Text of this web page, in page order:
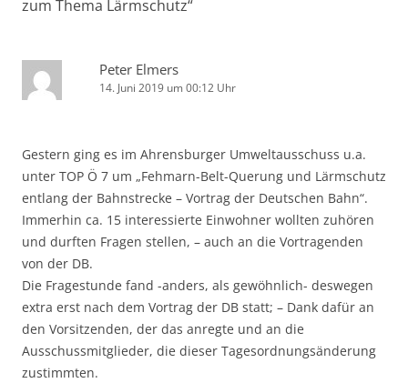
zum Thema Lärmschutz“
Peter Elmers
14. Juni 2019 um 00:12 Uhr
Gestern ging es im Ahrensburger Umweltausschuss u.a.
unter TOP Ö 7 um „Fehmarn-Belt-Querung und Lärmschutz
entlang der Bahnstrecke – Vortrag der Deutschen Bahn“.
Immerhin ca. 15 interessierte Einwohner wollten zuhören
und durften Fragen stellen, – auch an die Vortragenden
von der DB.
Die Fragestunde fand -anders, als gewöhnlich- deswegen
extra erst nach dem Vortrag der DB statt; – Dank dafür an
den Vorsitzenden, der das anregte und an die
Ausschussmitglieder, die dieser Tagesordnungsänderung
zustimmten.